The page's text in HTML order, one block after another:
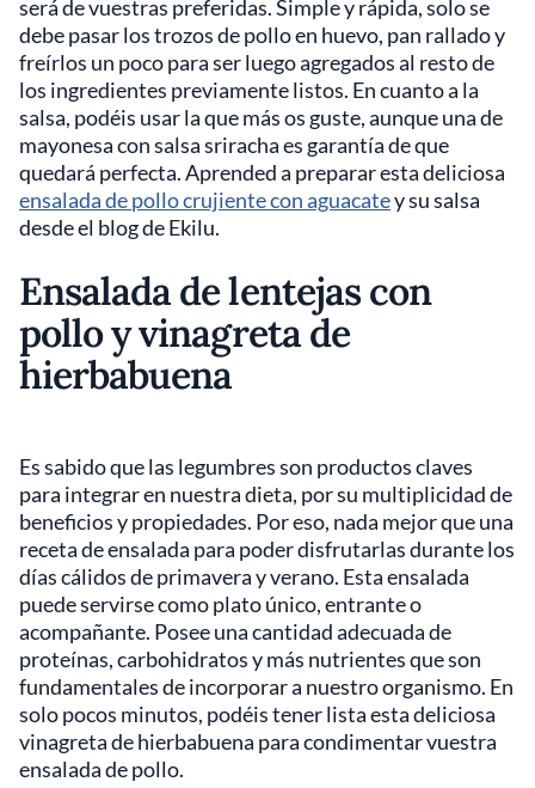
será de vuestras preferidas. Simple y rápida, solo se
debe pasar los trozos de pollo en huevo, pan rallado y
freírlos un poco para ser luego agregados al resto de
los ingredientes previamente listos. En cuanto a la
salsa, podéis usar la que más os guste, aunque una de
mayonesa con salsa sriracha es garantía de que
quedará perfecta. Aprended a preparar esta deliciosa
ensalada de pollo crujiente con aguacatey su salsa
desde el blog de Ekilu.
Ensalada de lentejas con
pollo y vinagreta de
hierbabuena
Es sabido que las legumbres son productos claves
para integrar en nuestra dieta, por su multiplicidad de
beneficios y propiedades. Por eso, nada mejor que una
receta de ensalada para poder disfrutarlas durante los
días cálidos de primavera y verano. Esta ensalada
puede servirse como plato único, entrante o
acompañante. Posee una cantidad adecuada de
proteínas, carbohidratos y más nutrientes que son
fundamentales de incorporar a nuestro organismo. En
solo pocos minutos, podéis tener lista esta deliciosa
vinagreta de hierbabuena para condimentar vuestra
ensalada de pollo.